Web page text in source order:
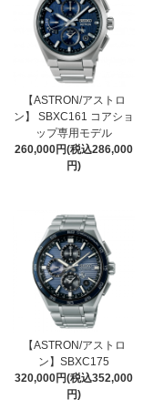
【ASTRON/アストロ
ン】 SBXC161 コアショ
ップ専用モデル
260,000円(税込286,000
円)
【ASTRON/アストロ
ン】SBXC175
320,000円(税込352,000
円)